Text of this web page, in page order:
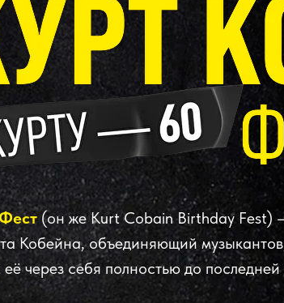
(он же Kurt Cobain Birthday Fest)
Кобейна, объединяющий
через себя полностью до